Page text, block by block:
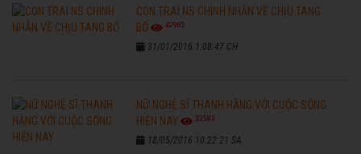
CON TRAI NS CHINH NHẪN VỀ CHỊU TANG
BỐ
42985
31/01/2016 1:08:47 CH
NỮ NGHỆ SĨ THANH HẰNG VỚI CUỘC SỐNG
HIỆN NAY
32583
18/05/2016 10:22:21 SA